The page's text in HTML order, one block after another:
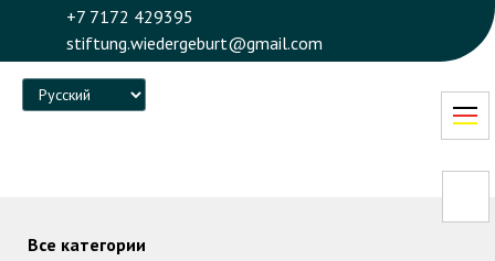
+7 7172 429395
stiftung.wiedergeburt@gmail.com
Language
Все категории